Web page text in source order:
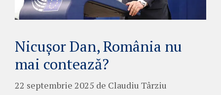
Nicușor Dan, România nu
mai contează?
22 septembrie 2025 de Claudiu Târziu